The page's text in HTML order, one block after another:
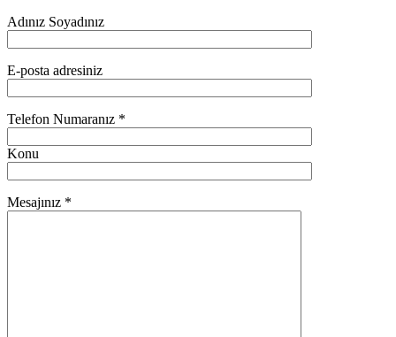
Adınız Soyadınız
E-posta adresiniz
Telefon Numaranız *
Konu
Mesajınız *